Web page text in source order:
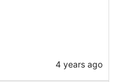
4 years ago